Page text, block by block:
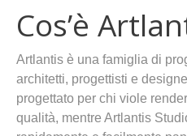
Cos’è
Artlantis è una famiglia di
architetti, progettisti e
progettato per chi viole
qualità, mentre Artlantis